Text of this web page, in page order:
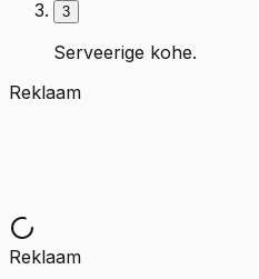
3
Serveerige kohe.
Reklaam
Reklaam